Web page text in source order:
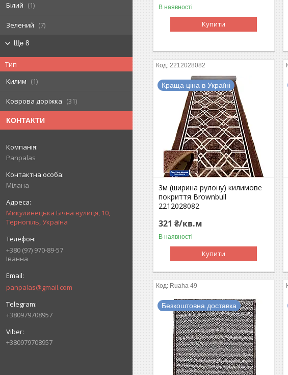
Білий 1
Зелений 7
Ще 8
Тип
Килим
1
Коврова доріжка 31
КОНТАКТИ
Panpalas
Мілана
Микулинецька Бічна вулиця, 10,
Тернопіль, Україна
+380 (97) 970-89-57
Іванна
panpalas@gmail.com
+380979708957
+380979708957
В наявності
Купити
2212028082
Краща ціна в Україні
3м (ширина рулону) килимове
покриття Brownbull
2212028082
321 ₴/кв.м
В наявності
Купити
Ruaha 49
Безкоштовна доставка